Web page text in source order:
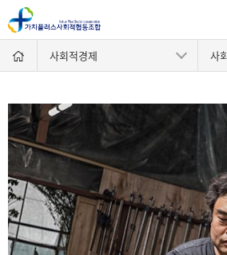
사회적경제 사